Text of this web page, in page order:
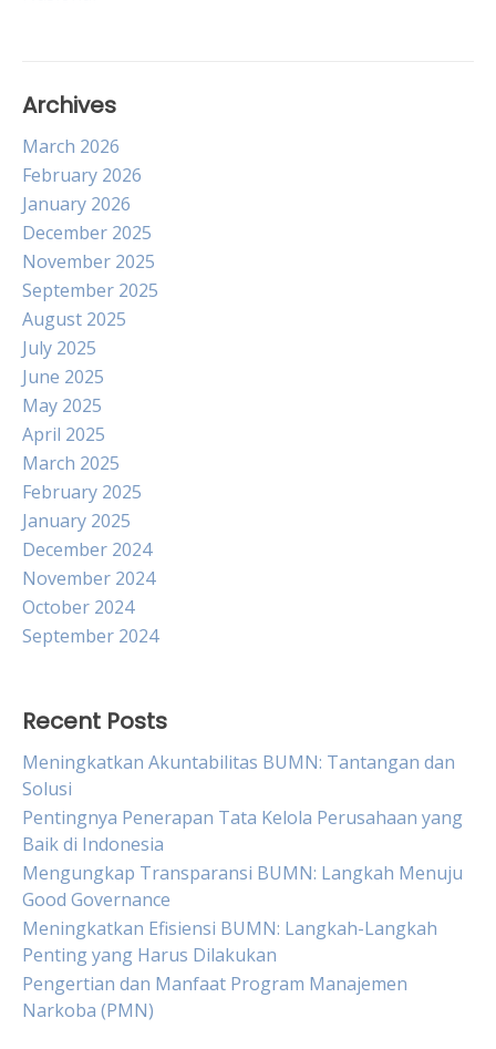
Archives
March 2026
February 2026
January 2026
December 2025
November 2025
September 2025
August 2025
July 2025
June 2025
May 2025
April 2025
March 2025
February 2025
January 2025
December 2024
November 2024
October 2024
September 2024
Recent Posts
Meningkatkan Akuntabilitas BUMN: Tantangan dan
Solusi
Pentingnya Penerapan Tata Kelola Perusahaan yang
Baik di Indonesia
Mengungkap Transparansi BUMN: Langkah Menuju
Good Governance
Meningkatkan Efisiensi BUMN: Langkah-Langkah
Penting yang Harus Dilakukan
Pengertian dan Manfaat Program Manajemen
Narkoba (PMN)